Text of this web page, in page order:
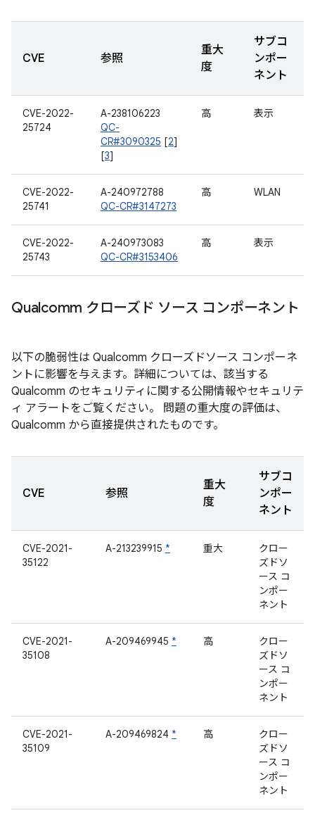
CVE 参照
重大
度
サブコ
ンポー
ネント
CVE-2022-
25724
A-238106223
QC-
CR#3090325 [2]
[3]
高 表示
CVE-2022-
25741
A-240972788
QC-CR#3147273
高 WLAN
CVE-2022-
25743
A-240973083
QC-CR#3153406
高 表示
Qualcomm クローズド ソース コンポーネント
以下の脆弱性は Qualcomm クローズドソース コンポーネ
ントに影響を与えます。詳細については、該当する
Qualcomm のセキュリティに関する公開情報やセキュリテ
ィ アラートをご覧ください。 問題の重大度の評価は、
Qualcomm から直接提供されたものです。
CVE 参照
重大
度
サブコ
ンポー
ネント
CVE-2021-
35122
A-213239915 * 重大
クロー
ズドソ
ース コ
ンポー
ネント
CVE-2021-
35108
A-209469945 * 高
クロー
ズドソ
ース コ
ンポー
ネント
CVE-2021-
35109
A-209469824 * 高
クロー
ズドソ
ース コ
ンポー
ネント